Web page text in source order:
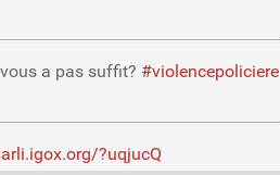
a pas suffit? #violencepoliciere
?uqjucQ